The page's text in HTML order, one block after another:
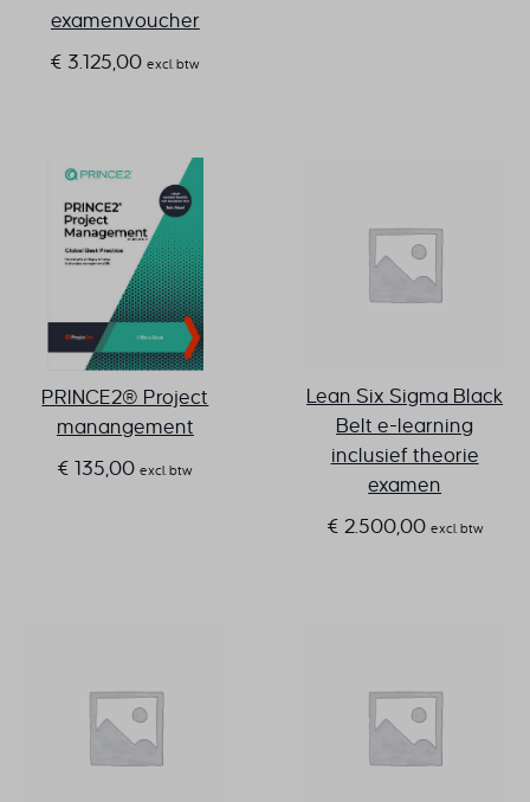
examenvoucher
€ 3.125,00 excl. btw
PRINCE2® Project
manangement
€ 135,00 excl. btw
Lean Six Sigma Black
Belt e-learning
inclusief theorie
examen
€ 2.500,00 excl. btw